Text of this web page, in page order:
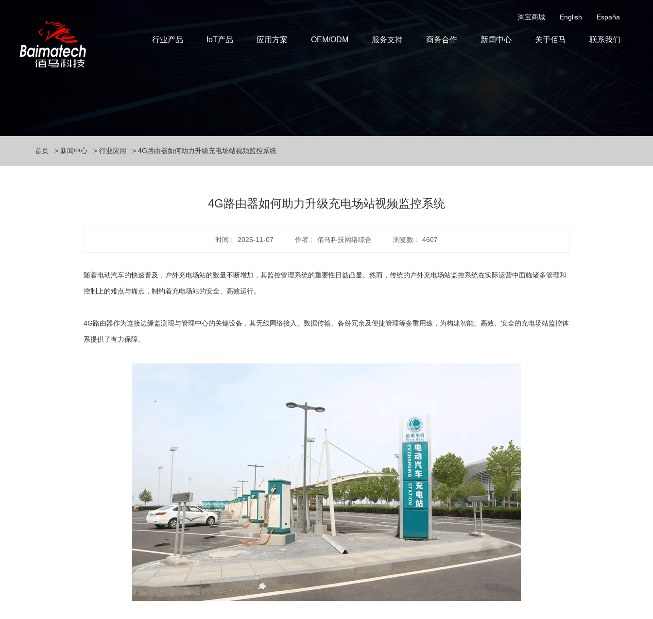
淘宝商城 English España
行业产品 IoT产品 应用方案 OEM/ODM 服务支持 商务合作 新闻中心 关于佰马 联系我们
首页 新闻中心 行业应用 4G路由器如何助力升级充电场站视频监控系统
4G路由器如何助力升级充电场站视频监控系统
时间 : 2025-11-07 作者 : 佰马科技网络综合 浏览数 : 4607
随着电动汽车的快速普及，户外充电场站的数量不断增加，其监控管理系统的重要性日益凸显。然而，传统的户外充电场站监控系统在实际运营中面临诸多管理和
控制上的难点与痛点，制约着充电场站的安全、高效运行。
4G路由器作为连接边缘监测现与管理中心的关键设备，其无线网络接入、数据传输、备份冗余及便捷管理等多重用途，为构建智能、高效、安全的充电场站监控体
系提供了有力保障。